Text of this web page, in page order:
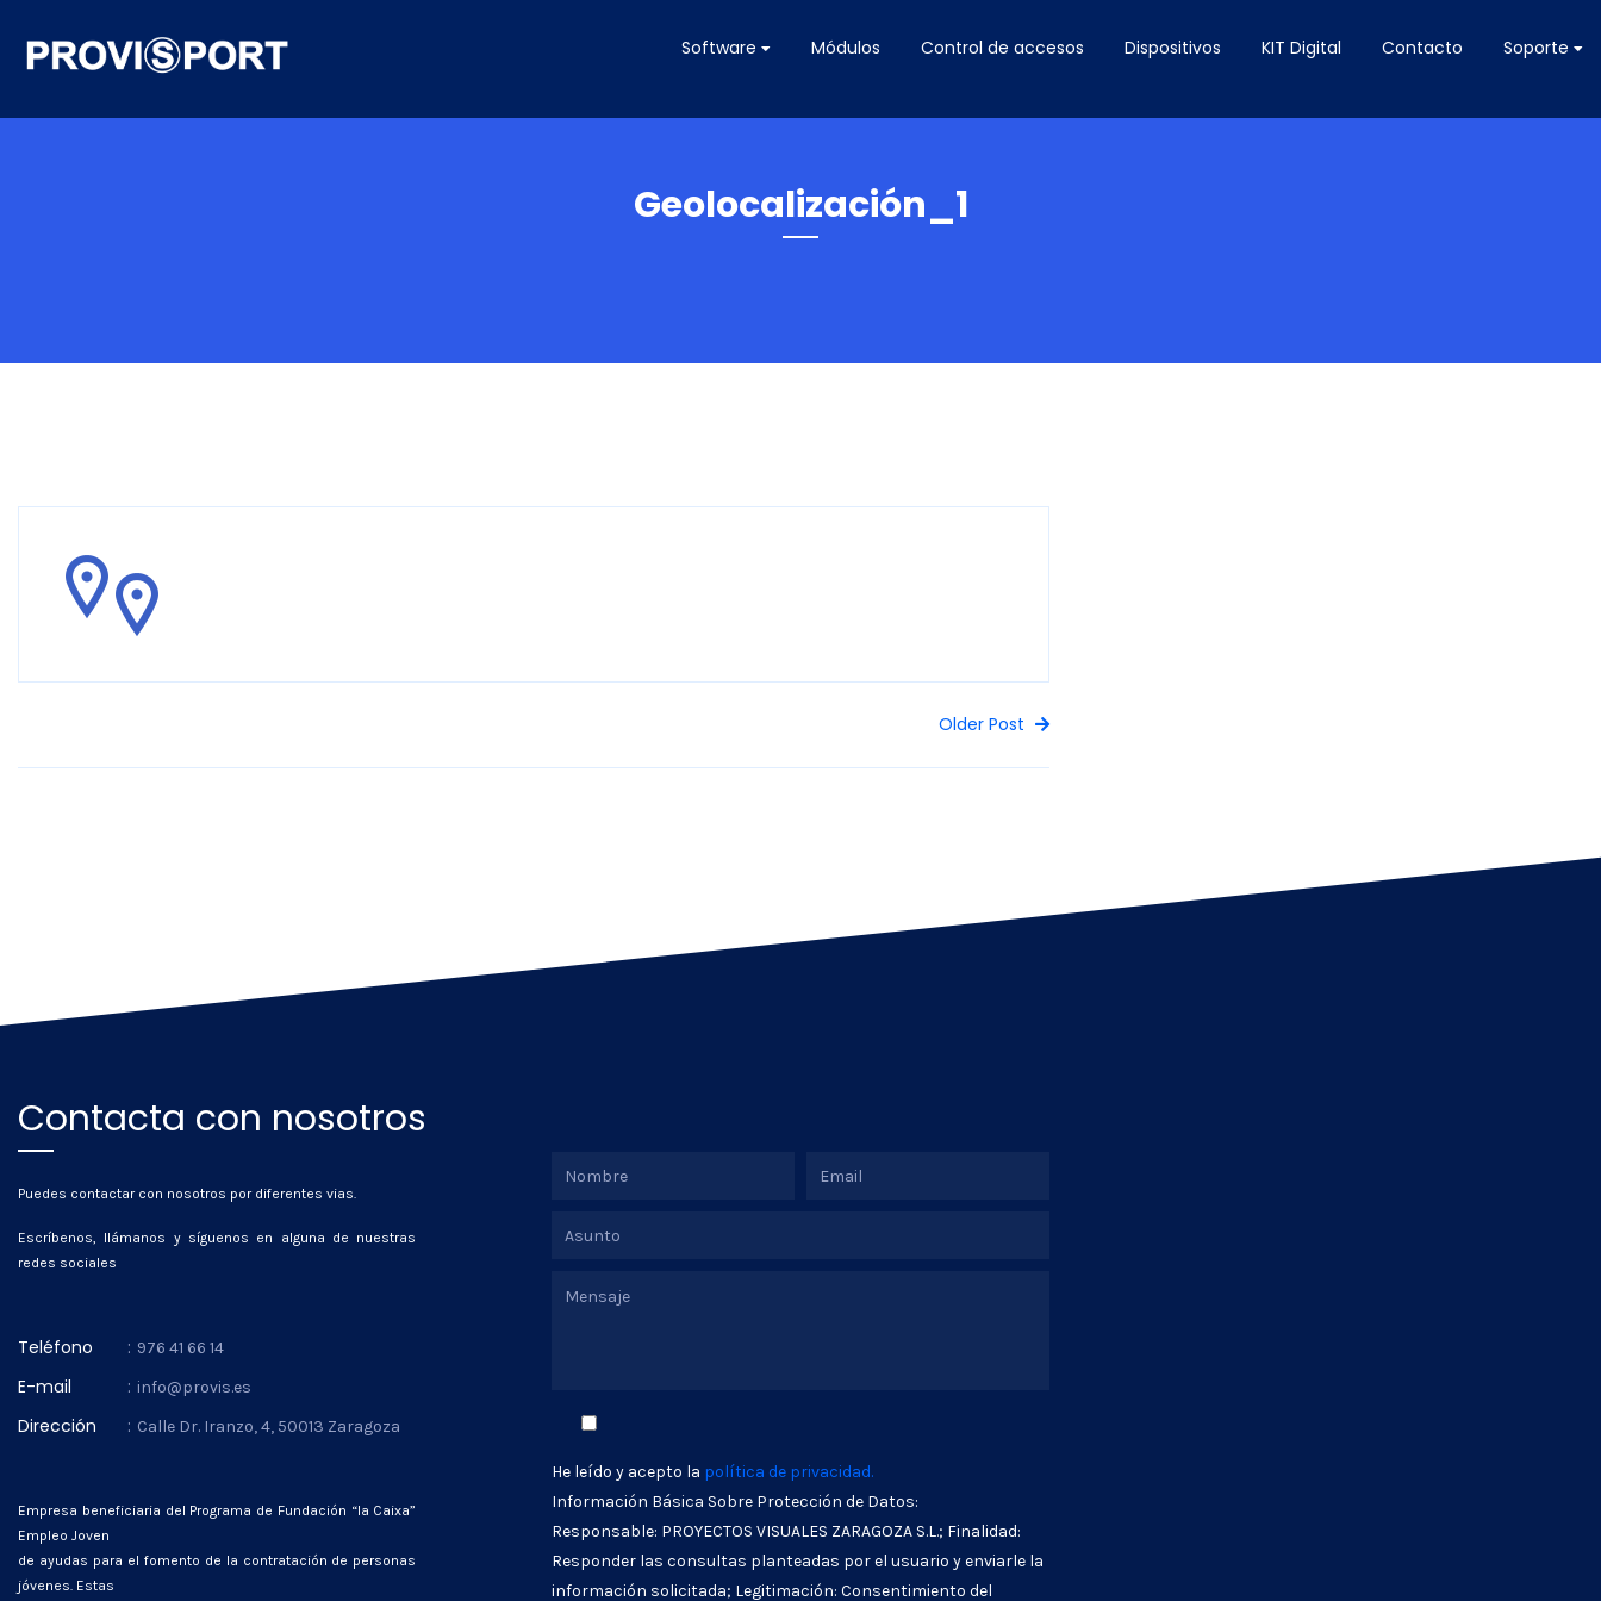
Software Módulos Control de accesos Dispositivos KIT Digital Contacto Soporte
Geolocalización_1
Older Post
Contacta con nosotros
Puedes contactar con nosotros por diferentes vias.
Escríbenos, llámanos y síguenos en alguna de nuestras
redes sociales
Teléfono : 976 41 66 14
E-mail : info@provis.es
Dirección : Calle Dr. Iranzo, 4, 50013 Zaragoza
Empresa beneficiaria del Programa de Fundación “la Caixa”
Empleo Joven
de ayudas para el fomento de la contratación de personas
jóvenes. Estas
He leído y acepto la política de privacidad.
Información Básica Sobre Protección de Datos:
Responsable: PROYECTOS VISUALES ZARAGOZA S.L.; Finalidad:
Responder las consultas planteadas por el usuario y enviarle la
información solicitada; Legitimación: Consentimiento del